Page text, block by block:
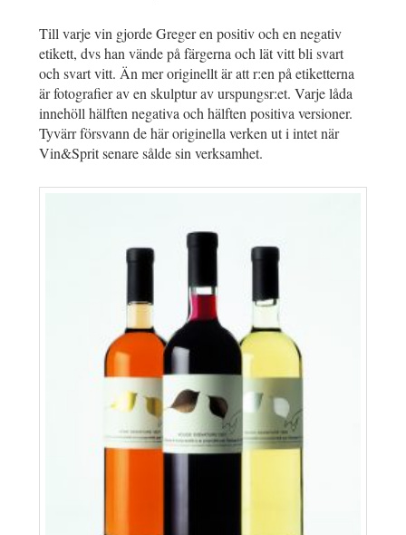
Till varje vin gjorde Greger en positiv och en negativ
etikett, dvs han vände på färgerna och lät vitt bli svart
och svart vitt. Än mer originellt är att r:en på etiketterna
är fotografier av en skulptur av urspungsr:et. Varje låda
innehöll hälften negativa och hälften positiva versioner.
Tyvärr försvann de här originella verken ut i intet när
Vin&Sprit senare sålde sin verksamhet.